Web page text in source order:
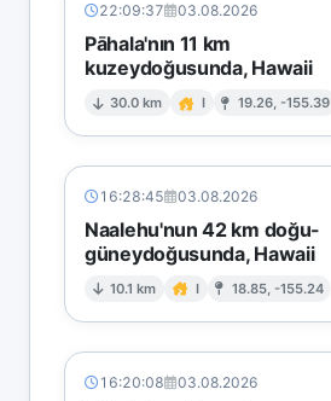
22:09:37 03.08.2026
Pāhala'nın 11 km
kuzeydoğusunda, Hawaii
30.0 km I 19.26, -155.39
16:28:45 03.08.2026
Naalehu'nun 42 km doğu-
güneydoğusunda, Hawaii
10.1 km I 18.85, -155.24
16:20:08 03.08.2026